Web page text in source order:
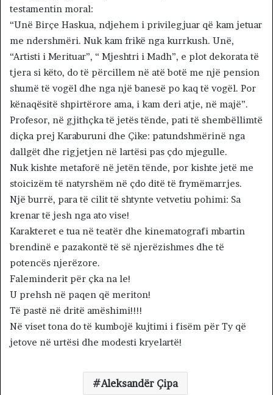
testamentin moral:
“Unë Birçe Haskua, ndjehem i privilegjuar që kam jetuar
me ndershmëri. Nuk kam frikë nga kurrkush. Unë,
“Artisti i Merituar”, “ Mjeshtri i Madh”, e plot dekorata të
tjera si këto, do të përcillem në atë botë me një pension
shumë të vogël dhe nga një banesë po kaq të vogël. Por
kënaqësitë shpirtërore ama, i kam deri atje, në majë”.
Profesor, në gjithçka të jetës tënde, pati të shembëllimtë
diçka prej Karaburuni dhe Çike: patundshmërinë nga
dallgët dhe rigjetjen në lartësi pas çdo mjegulle.
Nuk kishte metaforë në jetën tënde, por kishte jetë me
stoicizëm të natyrshëm në çdo ditë të frymëmarrjes.
Një burrë, para të cilit të shtynte vetvetiu pohimi: Sa
krenar të jesh nga ato vise!
Karakteret e tua në teatër dhe kinematografi mbartin
brendinë e pazakontë të së njerëzishmes dhe të
potencës njerëzore.
Faleminderit për çka na le!
U prehsh në paqen që meriton!
Të pastë në dritë amëshimi!!!!
Në viset tona do të kumbojë kujtimi i fisëm për Ty që
jetove në urtësi dhe modesti kryelartë!
Aleksandër Çipa